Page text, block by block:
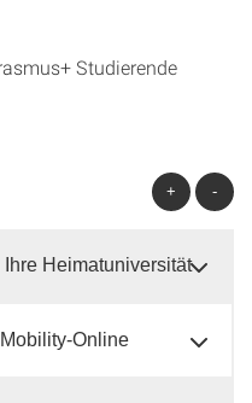
Studierende
+ -
Heimatuniversität
Online